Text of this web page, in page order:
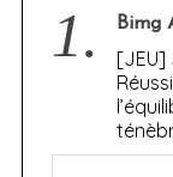
1. Bimg
[JEU]